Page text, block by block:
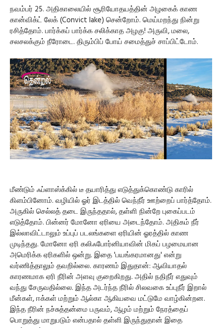
நவம்பர் 25. அதிகாலையில் சூரியோதயத்தின் அழகைக் காண
கான்விக்ட் லேக் (Convict lake) சென்றோம். மெய்மறந்து நின்று
ரசித்தோம். பார்க்கப் பார்க்க சலிக்காத அழகு! அருவி, மலை,
சலசலக்கும் நீரோடை. திரும்பிப் போய் சமைத்துச் சாப்பிட்டோம்.
மீண்டும் ஃப்ளாஸ்க்கில் டீ தயாரித்து எடுத்துக்கொண்டு காரில்
கிளம்பினோம். வழியில் ஓர் இடத்தில் வெந்நீர் ஊற்றைப் பார்த்தோம்.
அருகில் செல்லத் தடை இருந்ததால், தள்ளி நின்றே புகைப்படம்
எடுத்தோம். பின்னர் மோனோ ஏரியை அடைந்தோம். அதிகம் நீர்
இல்லாவிட்டாலும் உப்புப் படலங்களை ஏரியின் ஓரத்தில் காண
முடிந்தது. மோனோ ஏரி கலிஃபோர்னியாவின் மிகப் பழமையான
அமெரிக்க ஏரிகளில் ஒன்று. இதை 'பயங்கரமானது' என்று
வர்ணித்தாலும் தவறில்லை. காரணம் இதுதான்: ஆவியாதல்
காரணமாக ஏரி நீரின் அளவு குறைகிறது. அதில் நதிநீர் எதுவும்
வந்து சேருவதில்லை. இந்த அடர்ந்த நீரில் சிலவகை உப்புநீர் இறால்
மீன்கள், ஈக்கள் மற்றும் ஆல்கா ஆகியவை மட்டுமே வாழ்கின்றன.
இந்த நீரின் நச்சுத்தன்மை பருவம், ஆழம் மற்றும் நேரத்தைப்
பொறுத்து மாறுபடும் என்பதால் தள்ளி இருந்துதான் இதை